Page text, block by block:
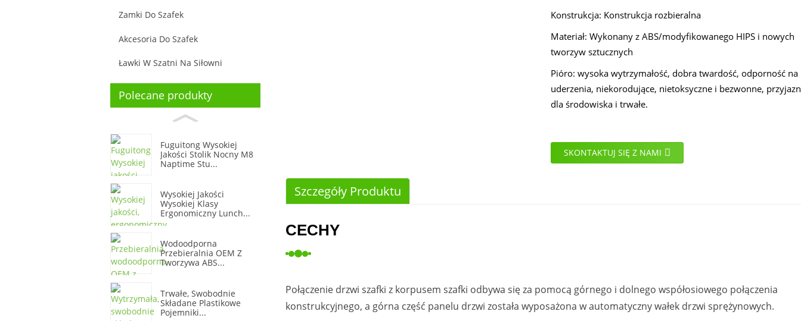
Zamki Do Szafek
Akcesoria Do Szafek
Ławki W Szatni Na Siłowni
Polecane produkty
Fuguitong Wysokiej
Jakości Stolik Nocny M8
Naptime Stu...
Wysokiej Jakości
Wysokiej Klasy
Ergonomiczny Lunch...
Wodoodporna
Przebieralnia OEM Z
Tworzywa ABS...
Trwałe, Swobodnie
Składane Plastikowe
Pojemniki...
Konstrukcja: Konstrukcja rozbieralna
Materiał: Wykonany z ABS/modyfikowanego HIPS i nowych
tworzyw sztucznych
Pióro: wysoka wytrzymałość, dobra twardość, odporność na
uderzenia, niekorodujące, nietoksyczne i bezwonne,
dla środowiska i trwałe.
SKONTAKTUJ SIĘ Z NAMI
Szczegóły Produktu
CECHY
Połączenie drzwi szafki z korpusem szafki odbywa się za pomocą górnego i dolnego współosiowego połączenia
konstrukcyjnego, a górna część panelu drzwi została wyposażona w automatyczny wałek drzwi sprężynowych.